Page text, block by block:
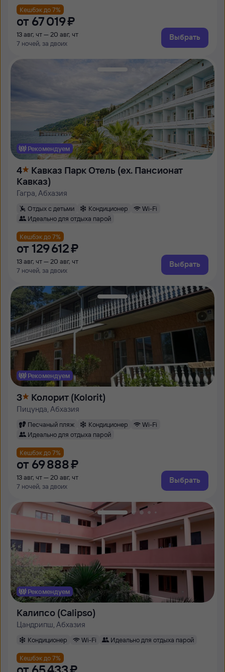
Кешбэк до 7%
от 67 ⁠019 ⁠₽
13 авг, чт — 20 авг, чт
7 ночей, за двоих
Выбрать
Рекомендуем
4
Кавказ Парк Отель (ex. Пансионат
Кавказ)
Гагра, Абхазия
Отдых с детьми Кондиционер
Wi-Fi
Идеально для отдыха парой
Кешбэк до 7%
от 129 ⁠612 ⁠₽
13 авг, чт — 20 авг, чт
7 ночей, за двоих
Выбрать
Рекомендуем
3 Колорит (Kolorit)
Пицунда, Абхазия
Песчаный пляж Кондиционер
Wi-Fi
Идеально для отдыха парой
Кешбэк до 7%
от 69 ⁠888 ⁠₽
13 авг, чт — 20 авг, чт
7 ночей, за двоих
Выбрать
Рекомендуем
Калипсо (Calipso)
Цандрипш, Абхазия
Кондиционер Wi-Fi Идеально для отдыха парой
Кешбэк до 7%